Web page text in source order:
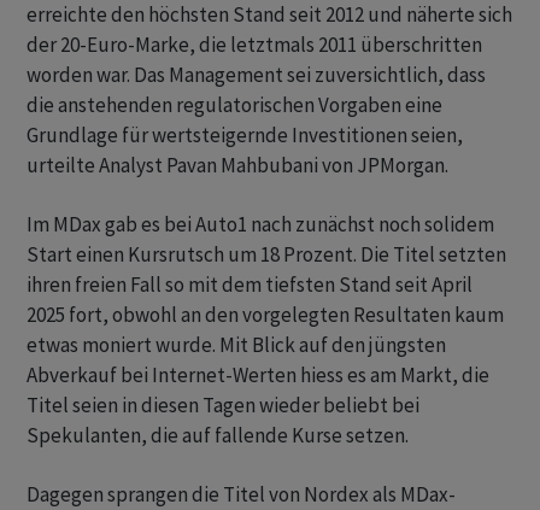
erreichte den höchsten Stand seit 2012 und näherte sich
der 20-Euro-Marke, die letztmals 2011 überschritten
worden war. Das Management sei zuversichtlich, dass
die anstehenden regulatorischen Vorgaben eine
Grundlage für wertsteigernde Investitionen seien,
urteilte Analyst Pavan Mahbubani von JPMorgan.
Im MDax gab es bei Auto1 nach zunächst noch solidem
Start einen Kursrutsch um 18 Prozent. Die Titel setzten
ihren freien Fall so mit dem tiefsten Stand seit April
2025 fort, obwohl an den vorgelegten Resultaten kaum
etwas moniert wurde. Mit Blick auf den jüngsten
Abverkauf bei Internet-Werten hiess es am Markt, die
Titel seien in diesen Tagen wieder beliebt bei
Spekulanten, die auf fallende Kurse setzen.
Dagegen sprangen die Titel von Nordex als MDax-